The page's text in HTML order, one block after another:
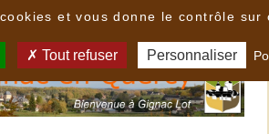
et vous donne le contrôle sur
Tout refuser Personnaliser